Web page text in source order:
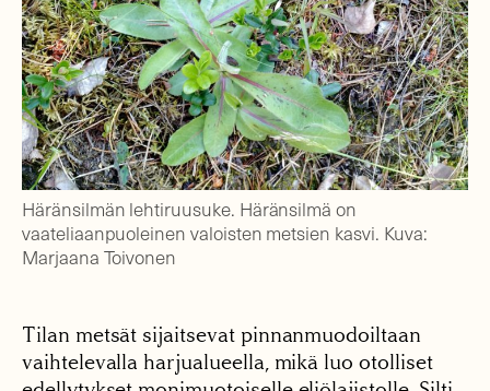
Häränsilmän lehtiruusuke. Häränsilmä on
vaateliaanpuoleinen valoisten metsien kasvi. Kuva:
Marjaana Toivonen
Tilan metsät sijaitsevat pinnanmuodoiltaan
vaihtelevalla harjualueella, mikä luo otolliset